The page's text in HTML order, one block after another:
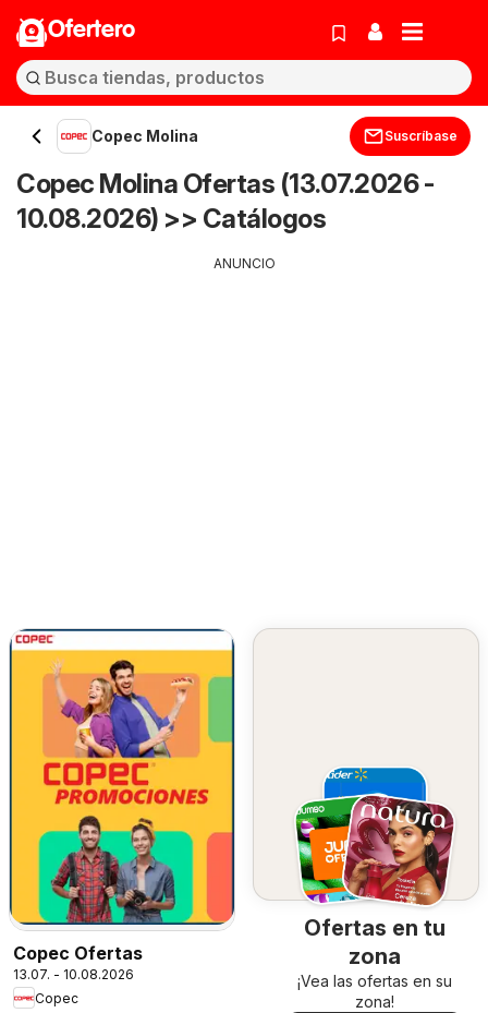
Ofertero
Copec Molina Suscríbase
Copec Molina Ofertas (13.07.2026 -
10.08.2026) >> Catálogos
ANUNCIO
Copec Ofertas
13.07. - 10.08.2026
Copec
Ofertas en tu
zona
¡Vea las ofertas en su
zona!